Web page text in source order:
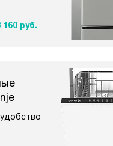
160 руб.
удобство